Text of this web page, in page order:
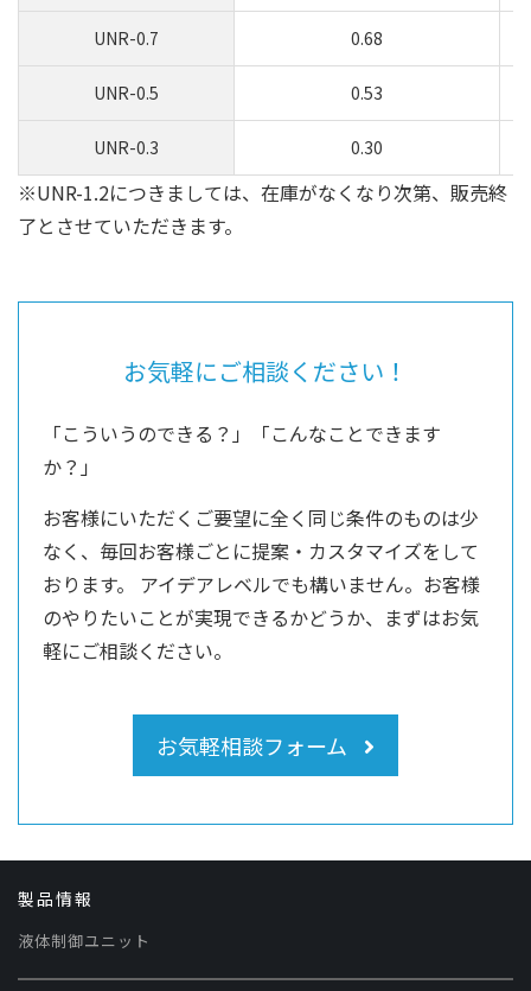
UNR-0.7 0.68
UNR-0.5 0.53
UNR-0.3 0.30
※UNR-1.2につきましては、在庫がなくなり次第、販売終
了とさせていただきます。
お気軽にご相談ください！
「こういうのできる？」「こんなことできます
か？」
お客様にいただくご要望に全く同じ条件のものは少
なく、毎回お客様ごとに提案・カスタマイズをして
おります。
アイデアレベルでも構いません。お客様
のやりたいことが実現できるかどうか、まずはお気
軽にご相談ください。
お気軽相談フォーム
製品情報
液体制御ユニット